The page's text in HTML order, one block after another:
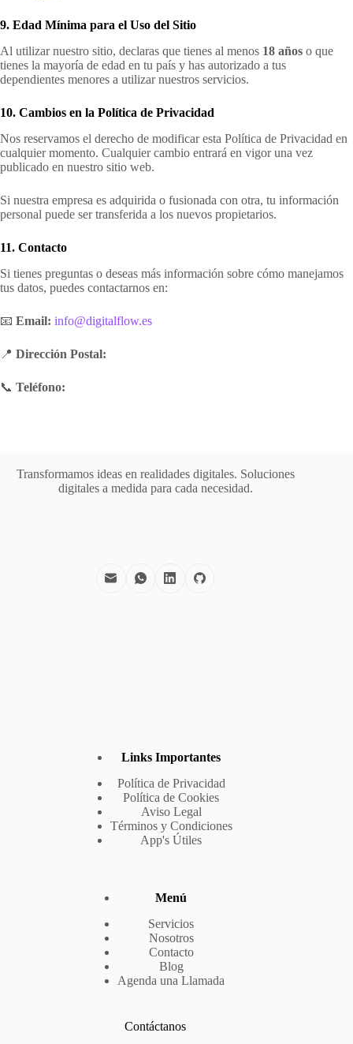
9. Edad Mínima para el Uso del Sitio
Al utilizar nuestro sitio, declaras que tienes al menos 18 años o que
tienes la mayoría de edad en tu país y has autorizado a tus
dependientes menores a utilizar nuestros servicios.
10. Cambios en la Política de Privacidad
Nos reservamos el derecho de modificar esta Política de Privacidad en
cualquier momento. Cualquier cambio entrará en vigor una vez
publicado en nuestro sitio web.
Si nuestra empresa es adquirida o fusionada con otra, tu información
personal puede ser transferida a los nuevos propietarios.
11. Contacto
Si tienes preguntas o deseas más información sobre cómo manejamos
tus datos, puedes contactarnos en:
📧 Email: info@digitalflow.es
📍 Dirección Postal:
📞 Teléfono:
Transformamos ideas en realidades digitales. Soluciones
digitales a medida para cada necesidad.
Links Importantes
Política de Privacidad
Política de Cookies
Aviso Legal
Términos y Condiciones
App's Útiles
Menú
Servicios
Nosotros
Contacto
Blog
Agenda una Llamada
Contáctanos